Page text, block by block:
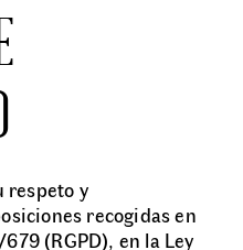
respeto y
recogidas en
(RGPD), en la Ley